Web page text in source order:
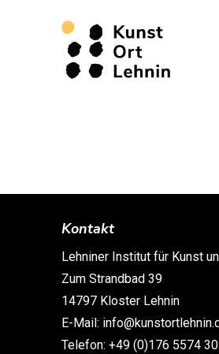
Kontakt
Lehniner Institut für Kunst
Zum Strandbad 39
14797 Kloster Lehnin
E-Mail:
Telefon: +49 (0)176 5574